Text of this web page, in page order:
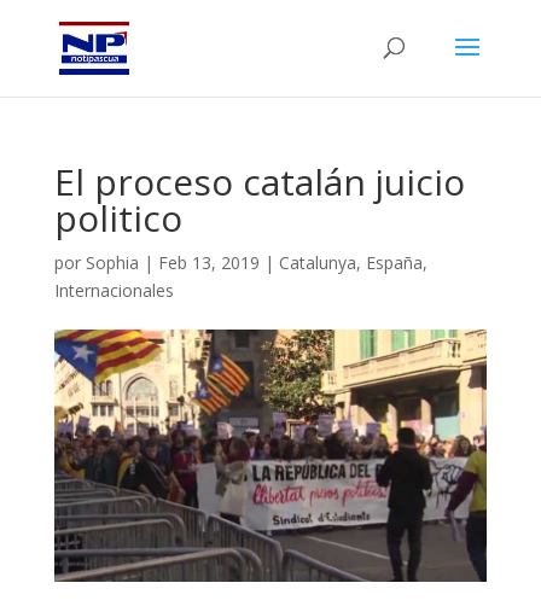
El proceso catalán juicio
politico
por Sophia | Feb 13, 2019 | Catalunya, España,
Internacionales